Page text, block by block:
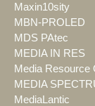
Maxin10sity
MBN-PROLED
MDS PAtec
MEDIA IN RES
Media Resource
MEDIA
MediaLantic